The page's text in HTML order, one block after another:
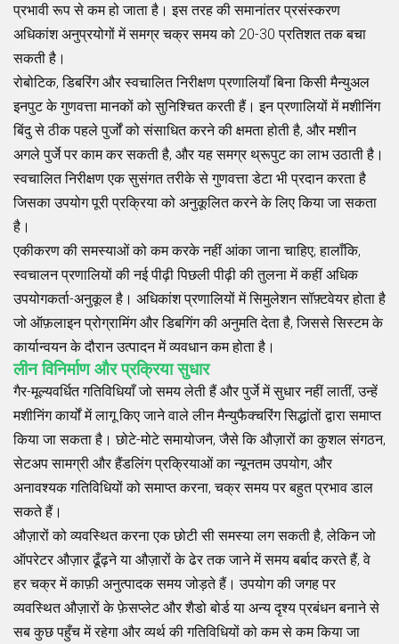
प्रभावी रूप से कम हो जाता है। इस तरह की समानांतर प्रसंस्करण
अधिकांश अनुप्रयोगों में समग्र चक्र समय को 20-30 प्रतिशत तक बचा
सकती है।
रोबोटिक, डिबरिंग और स्वचालित निरीक्षण प्रणालियाँ बिना किसी मैन्युअल
इनपुट के गुणवत्ता मानकों को सुनिश्चित करती हैं। इन प्रणालियों में मशीनिंग
बिंदु से ठीक पहले पुर्जों को संसाधित करने की क्षमता होती है, और मशीन
अगले पुर्जे पर काम कर सकती है, और यह समग्र थ्रूपुट का लाभ उठाती है।
स्वचालित निरीक्षण एक सुसंगत तरीके से गुणवत्ता डेटा भी प्रदान करता है
जिसका उपयोग पूरी प्रक्रिया को अनुकूलित करने के लिए किया जा सकता
है।
एकीकरण की समस्याओं को कम करके नहीं आंका जाना चाहिए; हालाँकि,
स्वचालन प्रणालियों की नई पीढ़ी पिछली पीढ़ी की तुलना में कहीं अधिक
उपयोगकर्ता-अनुकूल है। अधिकांश प्रणालियों में सिमुलेशन सॉफ़्टवेयर होता है
जो ऑफ़लाइन प्रोग्रामिंग और डिबगिंग की अनुमति देता है, जिससे सिस्टम के
कार्यान्वयन के दौरान उत्पादन में व्यवधान कम होता है।
लीन विनिर्माण और प्रक्रिया सुधार
गैर-मूल्यवर्धित गतिविधियाँ जो समय लेती हैं और पुर्जे में सुधार नहीं लातीं, उन्हें
मशीनिंग कार्यों में लागू किए जाने वाले लीन मैन्युफैक्चरिंग सिद्धांतों द्वारा समाप्त
किया जा सकता है। छोटे-मोटे समायोजन, जैसे कि औज़ारों का कुशल संगठन,
सेटअप सामग्री और हैंडलिंग प्रक्रियाओं का न्यूनतम उपयोग, और
अनावश्यक गतिविधियों को समाप्त करना, चक्र समय पर बहुत प्रभाव डाल
सकते हैं।
औज़ारों को व्यवस्थित करना एक छोटी सी समस्या लग सकती है, लेकिन जो
ऑपरेटर औज़ार ढूँढ़ने या औज़ारों के ढेर तक जाने में समय बर्बाद करते हैं, वे
हर चक्र में काफ़ी अनुत्पादक समय जोड़ते हैं। उपयोग की जगह पर
व्यवस्थित औज़ारों के फ़ेसप्लेट और शैडो बोर्ड या अन्य दृश्य प्रबंधन बनाने से
सब कुछ पहुँच में रहेगा और व्यर्थ की गतिविधियों को कम से कम किया जा